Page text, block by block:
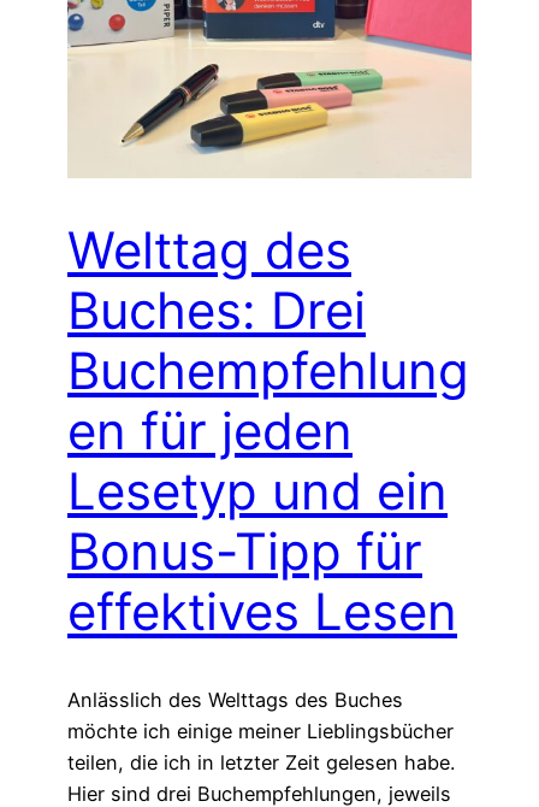
Welttag des
Buches: Drei
Buchempfehlung
en für jeden
Lesetyp und ein
Bonus-Tipp für
effektives Lesen
Anlässlich des Welttags des Buches
möchte ich einige meiner Lieblingsbücher
teilen, die ich in letzter Zeit gelesen habe.
Hier sind drei Buchempfehlungen, jeweils